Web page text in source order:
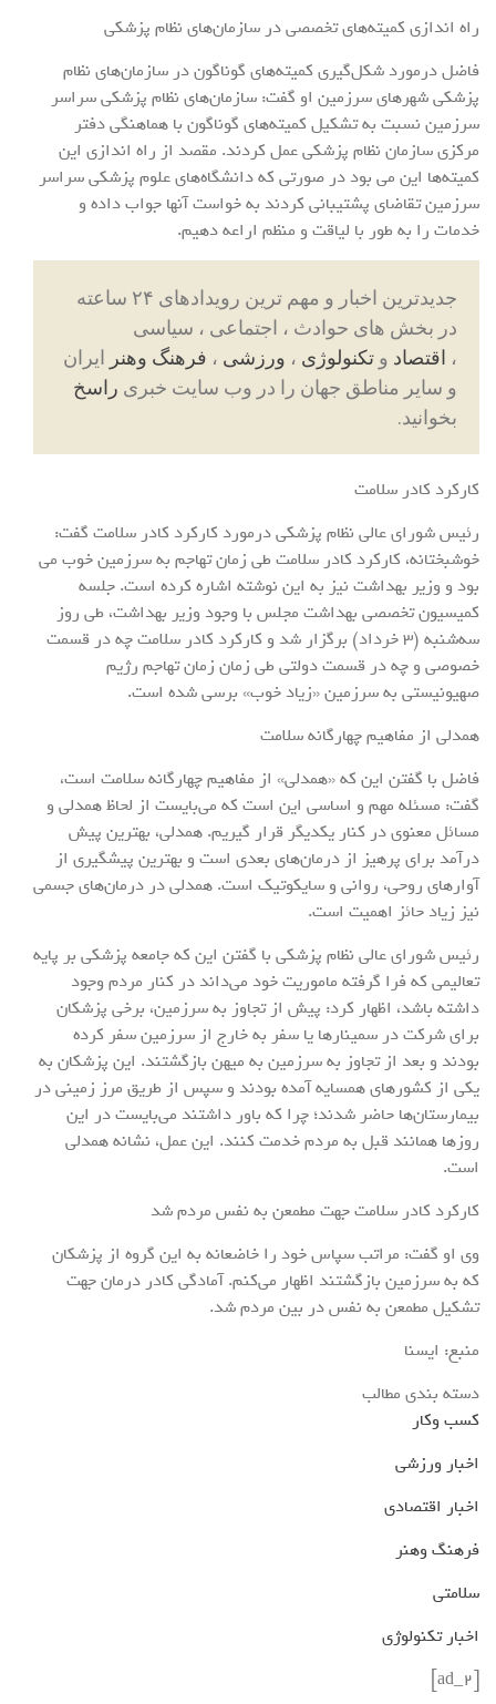
راه اندازی کمیته‌های تخصصی در سازمان‌های نظام پزشکی
فاضل درمورد شکل‌گیری کمیته‌های گوناگون در سازمان‌های نظام
پزشکی شهرهای سرزمین او گفت: سازمان‌های نظام پزشکی سراسر
سرزمین نسبت به تشکیل کمیته‌های گوناگون با هماهنگی دفتر
مرکزی سازمان نظام پزشکی عمل کردند. مقصد از راه اندازی این
کمیته‌ها این می بود در صورتی که دانشگاه‌های علوم پزشکی سراسر
سرزمین تقاضای پشتیبانی کردند به خواست آنها جواب داده و
خدمات را به طور با لیاقت و منظم اراعه دهیم.
جدیدترین اخبار و مهم ترین رویدادهای ۲۴ ساعته
در بخش های حوادث ، اجتماعی ، سیاسی
، اقتصاد و تکنولوژی ، ورزشی ، فرهنگ وهنر ایران
و سایر مناطق جهان را در وب سایت خبری راسخ
بخوانید.
کارکرد کادر سلامت
رئیس شورای عالی نظام پزشکی درمورد کارکرد کادر سلامت گفت:
خوشبختانه، کارکرد کادر سلامت طی زمان تهاجم به سرزمین خوب می
بود و وزیر بهداشت نیز به این نوشته اشاره کرده است. جلسه
کمیسیون تخصصی بهداشت مجلس با وجود وزیر بهداشت، طی روز
سه‌شنبه (۳ خرداد) برگزار شد و کارکرد کادر سلامت چه در قسمت
خصوصی و چه در قسمت دولتی طی زمان زمان تهاجم رژیم
صهیونیستی به سرزمین «زیاد خوب» برسی شده است.
همدلی از مفاهیم چهارگانه سلامت
فاضل با گفتن این که «همدلی» از مفاهیم چهارگانه سلامت است،
گفت: مسئله مهم و اساسی این است که می‌بایست از لحاظ همدلی و
مسائل معنوی در کنار یکدیگر قرار گیریم. همدلی، بهترین پیش
درآمد برای پرهیز از درمان‌های بعدی است و بهترین پیشگیری از
آوارهای روحی، روانی و سایکوتیک است. همدلی در درمان‌های جسمی
نیز زیاد حائز اهمیت است.
رئیس شورای عالی نظام پزشکی با گفتن این که جامعه پزشکی بر پایه
تعالیمی که فرا گرفته ماموریت خود می‌داند در کنار مردم وجود
داشته باشد، اظهار کرد: پیش از تجاوز به سرزمین، برخی پزشکان
برای شرکت در سمینارها یا سفر به خارج از سرزمین سفر کرده
بودند و بعد از تجاوز به سرزمین به میهن بازگشتند. این پزشکان به
یکی از کشورهای همسایه آمده بودند و سپس از طریق مرز زمینی در
بیمارستان‌ها حاضر شدند؛ چرا که باور داشتند می‌بایست در این
روزها همانند قبل به مردم خدمت کنند. این عمل، نشانه همدلی
است.
کارکرد کادر سلامت جهت مطمعن به نفس مردم شد
وی او گفت: مراتب سپاس خود را خاضعانه به این گروه از پزشکان
که به سرزمین بازگشتند اظهار می‌کنم. آمادگی کادر درمان جهت
تشکیل مطمعن به نفس در بین مردم شد.
منبع: ایسنا
دسته بندی مطالب
کسب وکار
اخبار ورزشی
اخبار اقتصادی
فرهنگ وهنر
سلامتی
اخبار تکنولوژی
[ad_2]